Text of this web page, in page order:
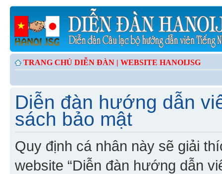
TRANG CHỦ DIỄN ĐÀN | WEBSITE HANOIJSG
Diễn đàn hướng dẫn
sách bảo mật
Quy định cá nhân này sẽ giải
website “Diễn đàn hướng dẫn